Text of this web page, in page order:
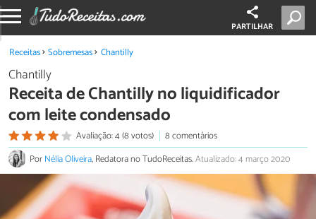
PARTILHAR
Receitas Sobremesas Chantilly
Chantilly
Receita de Chantilly no liquidificador
com leite condensado
Avaliação: 4 (8 votos)
8 comentários
PorNélia Oliveira, Redatora no TudoReceitas.Atualizado: 4 março 2020